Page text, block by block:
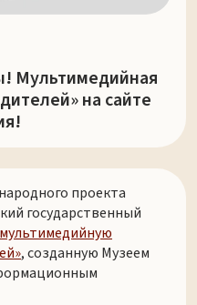
Мультимедийная
на сайте
проекта
государственный
мультимедийную
, созданную Музеем